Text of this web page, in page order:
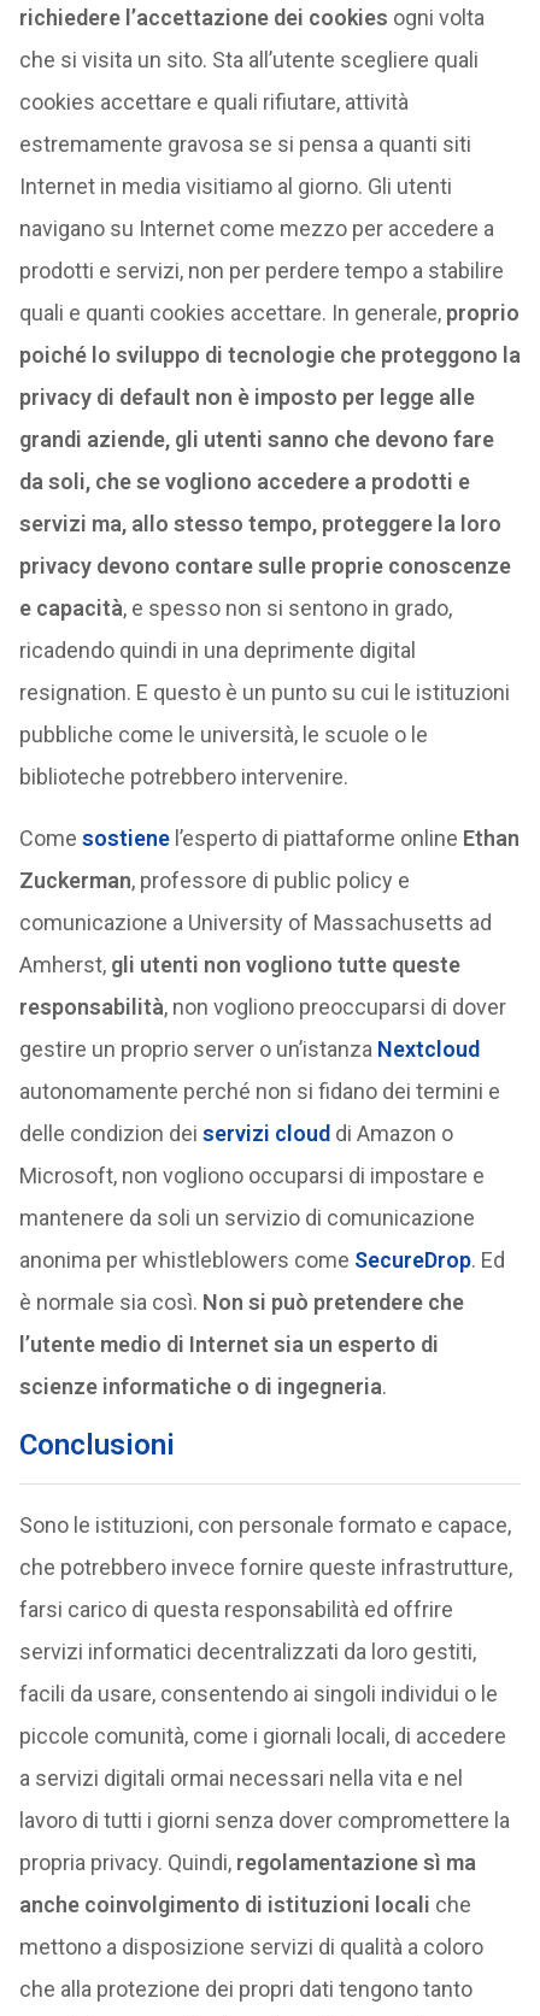
richiedere l’accettazione dei cookies ogni volta
che si visita un sito. Sta all’utente scegliere quali
cookies accettare e quali rifiutare, attività
estremamente gravosa se si pensa a quanti siti
Internet in media visitiamo al giorno. Gli utenti
navigano su Internet come mezzo per accedere a
prodotti e servizi, non per perdere tempo a stabilire
quali e quanti cookies accettare. In generale, proprio
poiché lo sviluppo di tecnologie che proteggono la
privacy di default non è imposto per legge alle
grandi aziende, gli utenti sanno che devono fare
da soli, che se vogliono accedere a prodotti e
servizi ma, allo stesso tempo, proteggere la loro
privacy devono contare sulle proprie conoscenze
e capacità, e spesso non si sentono in grado,
ricadendo quindi in una deprimente digital
resignation. E questo è un punto su cui le istituzioni
pubbliche come le università, le scuole o le
biblioteche potrebbero intervenire.
Come sostienel’esperto di piattaforme online Ethan
Zuckerman, professore di public policy e
comunicazione a University of Massachusetts ad
Amherst, gli utenti non vogliono tutte queste
responsabilità, non vogliono preoccuparsi di dover
gestire un proprio server o un’istanza Nextcloud
autonomamente perché non si fidano dei termini e
delle condizion dei servizi clouddi Amazon o
Microsoft, non vogliono occuparsi di impostare e
mantenere da soli un servizio di comunicazione
anonima per whistleblowers come SecureDrop. Ed
è normale sia così. Non si può pretendere che
l’utente medio di Internet sia un esperto di
scienze informatiche o di ingegneria.
Conclusioni
Sono le istituzioni, con personale formato e capace,
che potrebbero invece fornire queste infrastrutture,
farsi carico di questa responsabilità ed offrire
servizi informatici decentralizzati da loro gestiti,
facili da usare, consentendo ai singoli individui o le
piccole comunità, come i giornali locali, di accedere
a servizi digitali ormai necessari nella vita e nel
lavoro di tutti i giorni senza dover compromettere la
propria privacy. Quindi, regolamentazione sì ma
anche coinvolgimento di istituzioni locali che
mettono a disposizione servizi di qualità a coloro
che alla protezione dei propri dati tengono tanto